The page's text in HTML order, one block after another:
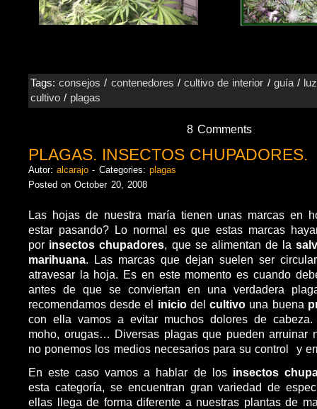
Tags:consejos / contenedores /cultivo de interior / guía/ luz
cultivo / plagas
8 Comments
PLAGAS. INSECTOS CHUPADORES.
Autor:alcarajo - Categories: plagas
Posted on October 20, 2008
Las hojas de nuestra maría tienen unas marcas en
estar pasando? Lo normal es que estas marcas
por insectos chupadores, que se alimentan de la
marihuana. Las marcas que dejan suelen ser
atravesar la hoja. Es en este momento es cuando
antes de que se conviertan en una verdadera
recomendamos desde el inicio delcultivo una buena
con ella vamos a evitar muchos dolores de cabeza.
moho, orugas… Diversas plagas que pueden arruinar
no ponemos los medios necesarios para su control y
En este caso vamos a hablar de los insectos
esta categoría, se encuentran gran variedad de
ellas llega de forma diferente a nuestras plantas de